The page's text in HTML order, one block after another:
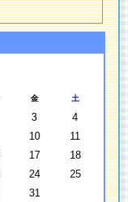
金 土
3
4
10
11
17
18
24
25
31